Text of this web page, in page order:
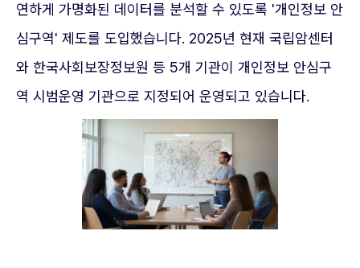
연하게 가명화된 데이터를 분석할 수 있도록 '개인정보 안
심구역' 제도를 도입했습니다. 2025년 현재 국립암센터
와 한국사회보장정보원 등 5개 기관이 개인정보 안심구
역 시범운영 기관으로 지정되어 운영되고 있습니다.